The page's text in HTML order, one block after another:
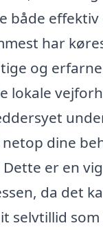
både
har
og
lokale
dine
er en
da det
selvtillid som